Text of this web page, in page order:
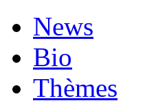
News
Bio
Thèmes